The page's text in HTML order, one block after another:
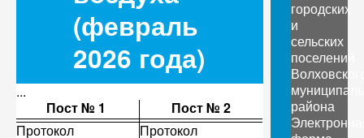
(февраль
2026 года)
...
Пост № 1
Пост № 2
Протокол
Протокол
городских
и
сельских
поселений
района